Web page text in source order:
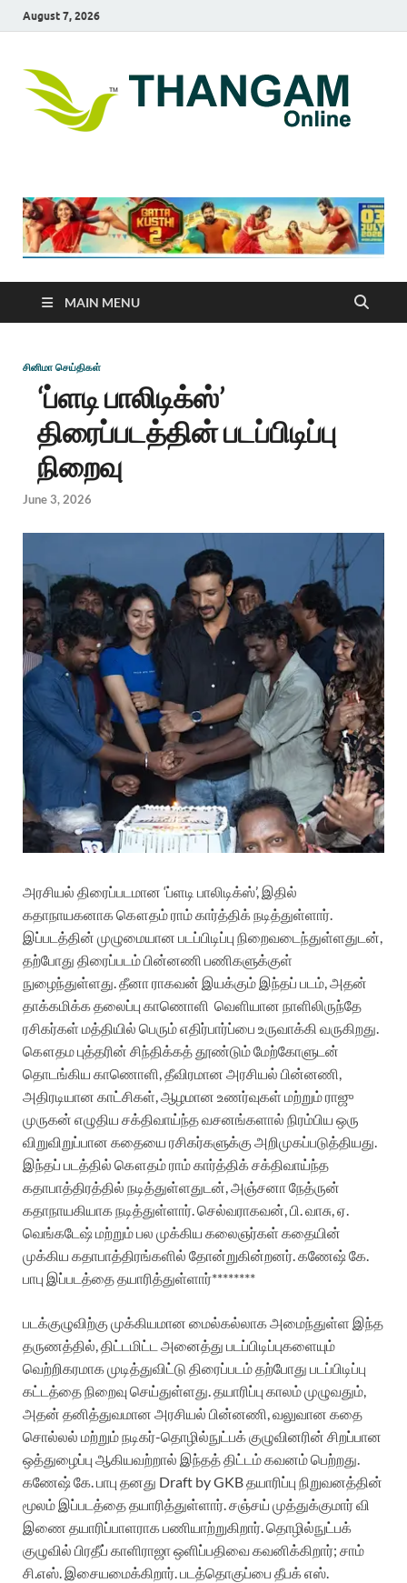
August 7, 2026
MAIN MENU
சினிமா செய்திகள்
‘ப்ளடி பாலிடிக்ஸ்’
திரைப்படத்தின் படப்பிடிப்பு
நிறைவு
June 3, 2026
அரசியல் திரைப்படமான ‘ப்ளடி பாலிடிக்ஸ்’, இதில்
கதாநாயகனாக கௌதம் ராம் கார்த்திக் நடித்துள்ளார்.
இப்படத்தின் முழுமையான படப்பிடிப்பு நிறைவடைந்துள்ளதுடன்,
தற்போது திரைப்படம் பின்னணி பணிகளுக்குள்
நுழைந்துள்ளது. தீனா ராகவன் இயக்கும் இந்தப் படம், அதன்
தாக்கமிக்க தலைப்பு காணொளி வெளியான நாளிலிருந்தே
ரசிகர்கள் மத்தியில் பெரும் எதிர்பார்ப்பை உருவாக்கி வருகிறது.
கௌதம புத்தரின் சிந்திக்கத் தூண்டும் மேற்கோளுடன்
தொடங்கிய காணொளி, தீவிரமான அரசியல் பின்னணி,
அதிரடியான காட்சிகள், ஆழமான உணர்வுகள் மற்றும் ராஜு
முருகன் எழுதிய சக்திவாய்ந்த வசனங்களால் நிரம்பிய ஒரு
விறுவிறுப்பான கதையை ரசிகர்களுக்கு அறிமுகப்படுத்தியது.
இந்தப் படத்தில் கௌதம் ராம் கார்த்திக் சக்திவாய்ந்த
கதாபாத்திரத்தில் நடித்துள்ளதுடன், அஞ்சனா நேத்ருன்
கதாநாயகியாக நடித்துள்ளார். செல்வராகவன், பி. வாசு, ஏ.
வெங்கடேஷ் மற்றும் பல முக்கிய கலைஞர்கள் கதையின்
முக்கிய கதாபாத்திரங்களில் தோன்றுகின்றனர். கணேஷ் கே.
பாபு இப்படத்தை தயாரித்துள்ளார்********
படக்குழுவிற்கு முக்கியமான மைல்கல்லாக அமைந்துள்ள இந்த
தருணத்தில், திட்டமிட்ட அனைத்து படப்பிடிப்புகளையும்
வெற்றிகரமாக முடித்துவிட்டு திரைப்படம் தற்போது படப்பிடிப்பு
கட்டத்தை நிறைவு செய்துள்ளது. தயாரிப்பு காலம் முழுவதும்,
அதன் தனித்துவமான அரசியல் பின்னணி, வலுவான கதை
சொல்லல் மற்றும் நடிகர்-தொழில்நுட்பக் குழுவினரின் சிறப்பான
ஒத்துழைப்பு ஆகியவற்றால் இந்தத் திட்டம் கவனம் பெற்றது.
கணேஷ் கே. பாபு தனது Draft by GKB தயாரிப்பு நிறுவனத்தின்
மூலம் இப்படத்தை தயாரித்துள்ளார். சஞ்சய் முத்துக்குமார் வி
இணை தயாரிப்பாளராக பணியாற்றுகிறார். தொழில்நுட்பக்
குழுவில் பிரதீப் காளிராஜா ஒளிப்பதிவை கவனிக்கிறார்; சாம்
சி.எஸ். இசையமைக்கிறார். படத்தொகுப்பை தீபக் எஸ்.